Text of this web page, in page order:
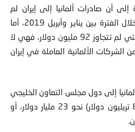
إلى أن صادرات ألمانيا إلى إيران لم
تتجاوز 525 مليون دولار خلال الفترة بين يناير وأبريل 2019، أما
صادرات إيران إلى ألمانيا، التي لم تتجاوز 92 مليون دولار، فهي لا
الشركات الألمانية العاملة في إيران
إلى دول مجلس التعاون الخليجي
(التي تصل سوقه إلى 8.1 تريليون دولار) نحو 23 مليار دولار، أو